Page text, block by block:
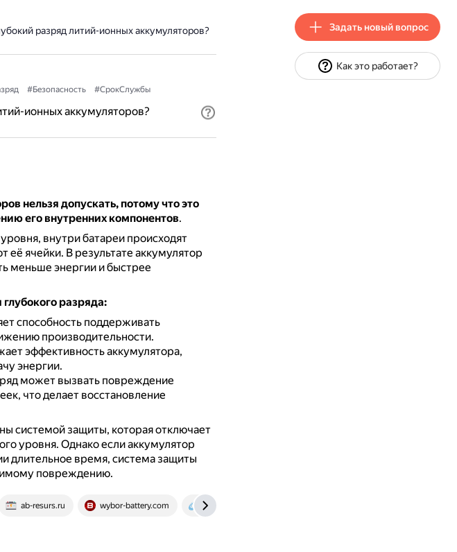
разряд литий-ионных аккумуляторов?
#Безопасность #СрокСлужбы
ионных аккумуляторов?
нельзя допускать, потому что это
его внутренних компонентов.
внутри батареи происходят
её ячейки. В результате аккумулятор
меньше энергии и быстрее
разряда:
способность поддерживать
производительности.
эффективность аккумулятора,
энергии.
может вызвать повреждение
что делает восстановление
системой защиты, которая отключает
уровня. Однако если аккумулятор
длительное время, система защиты
повреждению.
ab-resurs.ru wybor-battery.com tze1.ru
Задать новый вопрос
Как это работает?